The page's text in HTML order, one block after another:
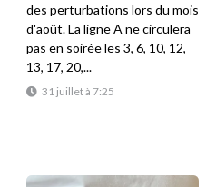
31 juillet à 7:25
des perturbations lors du mois
d'août. La ligne A ne circulera
pas en soirée les 3, 6, 10, 12,
13, 17, 20,...